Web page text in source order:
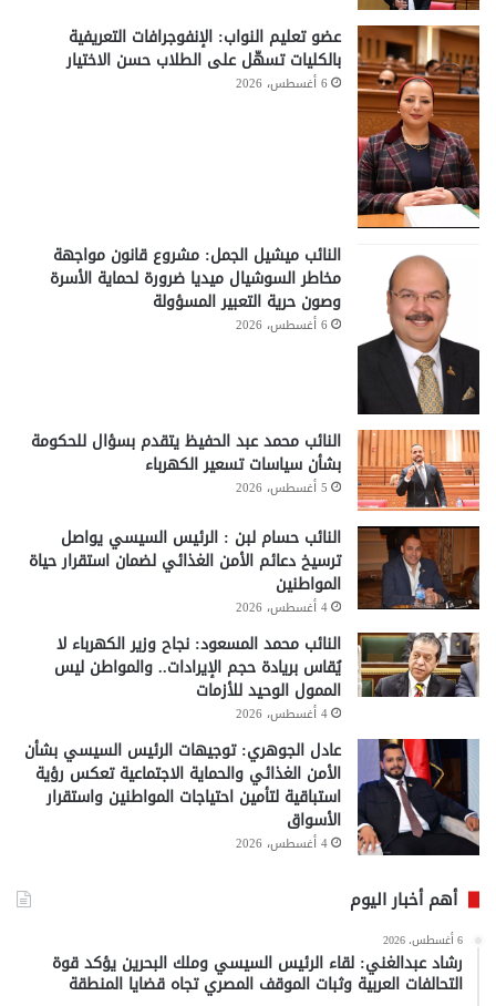
عضو تعليم النواب: الإنفوجرافات التعريفية
بالكليات تسهّل على الطلاب حسن الاختيار
6 أغسطس، 2026
النائب ميشيل الجمل: مشروع قانون مواجهة
مخاطر السوشيال ميديا ضرورة لحماية الأسرة
وصون حرية التعبير المسؤولة
6 أغسطس، 2026
النائب محمد عبد الحفيظ يتقدم بسؤال للحكومة
بشأن سياسات تسعير الكهرباء
5 أغسطس، 2026
النائب حسام لبن : الرئيس السيسي يواصل
ترسيخ دعائم الأمن الغذائي لضمان استقرار حياة
المواطنين
4 أغسطس، 2026
النائب محمد المسعود: نجاح وزير الكهرباء لا
يُقاس بريادة حجم الإيرادات.. والمواطن ليس
الممول الوحيد للأزمات
4 أغسطس، 2026
عادل الجوهري: توجيهات الرئيس السيسي بشأن
الأمن الغذائي والحماية الاجتماعية تعكس رؤية
استباقية لتأمين احتياجات المواطنين واستقرار
الأسواق
4 أغسطس، 2026
أهم أخبار اليوم
6 أغسطس، 2026
رشاد عبدالغني: لقاء الرئيس السيسي وملك البحرين يؤكد قوة
التحالفات العربية وثبات الموقف المصري تجاه قضايا المنطقة